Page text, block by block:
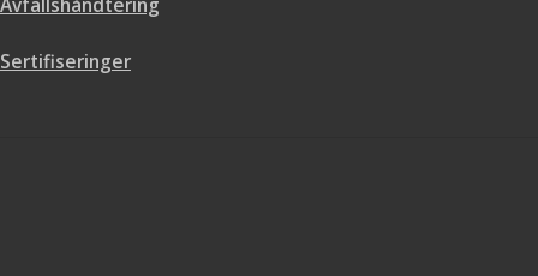
Avfallshåndtering
Sertifiseringer